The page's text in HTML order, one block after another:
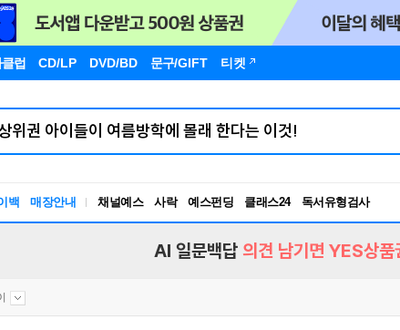
럽 CD/LP DVD/BD 문구/GIFT 티켓
백 매장안내 채널예스 사락 예스펀딩 클래스24
독서유형검사
RBTI Lab
AI 일문백답 의견 남기면 YES상품